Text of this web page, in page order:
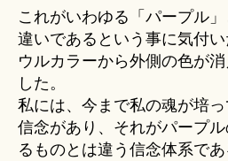
これがいわゆる「パープル
違いであるという事に気付
ウルカラーから外側の色が
した。
私には、今まで私の魂が培
信念があり、それがパープ
るものとは違う信念体系で